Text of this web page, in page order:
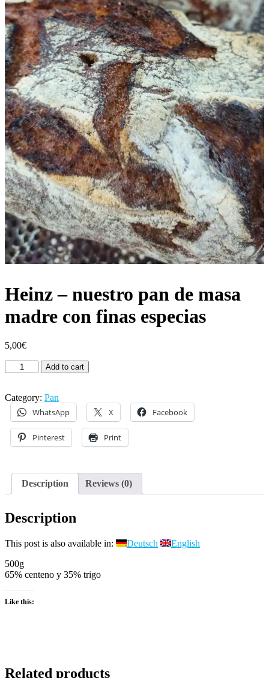
Heinz – nuestro pan de masa
madre con finas especias
5,00€
Heinz
-
pan
masa
madre
quantity
Add to cart
Category: Pan
WhatsApp X Facebook
Pinterest Print
Description Reviews (0)
Description
This post is also available in: Deutsch
English
500g
65% centeno y 35% trigo
Like this:
Related products